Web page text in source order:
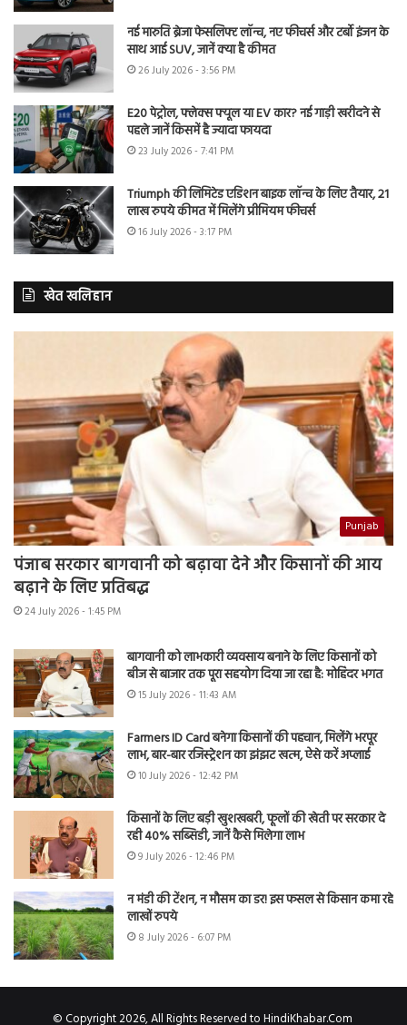
नई मारुति ब्रेजा फेसलिफ्ट लॉन्च, नए फीचर्स और टर्बो इंजन के
साथ आई SUV, जानें क्या है कीमत
26 July 2026 - 3:56 PM
E20 पेट्रोल, फ्लेक्स फ्यूल या EV कार? नई गाड़ी खरीदने से
पहले जानें किसमें है ज्यादा फायदा
23 July 2026 - 7:41 PM
Triumph की लिमिटेड एडिशन बाइक लॉन्च के लिए तैयार, 21
लाख रुपये कीमत में मिलेंगे प्रीमियम फीचर्स
16 July 2026 - 3:17 PM
खेत खलिहान
Punjab
पंजाब सरकार बागवानी को बढ़ावा देने और किसानों की आय
बढ़ाने के लिए प्रतिबद्ध
24 July 2026 - 1:45 PM
बागवानी को लाभकारी व्यवसाय बनाने के लिए किसानों को
बीज से बाजार तक पूरा सहयोग दिया जा रहा है: मोहिंदर भगत
15 July 2026 - 11:43 AM
Farmers ID Card बनेगा किसानों की पहचान, मिलेंगे भरपूर
लाभ, बार-बार रजिस्ट्रेशन का झंझट खत्म, ऐसे करें अप्लाई
10 July 2026 - 12:42 PM
किसानों के लिए बड़ी खुशखबरी, फूलों की खेती पर सरकार दे
रही 40% सब्सिडी, जानें कैसे मिलेगा लाभ
9 July 2026 - 12:46 PM
न मंडी की टेंशन, न मौसम का डर! इस फसल से किसान कमा रहे
लाखों रुपये
8 July 2026 - 6:07 PM
© Copyright 2026, All Rights Reserved to HindiKhabar.Com